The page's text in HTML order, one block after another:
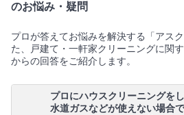
のお悩み・疑問
プロが答えてお悩みを解決する「アス
た、戸建て・一軒家クリーニングに関
からの回答をご紹介します。
プロにハウスクリーニングを
水道ガスなどが使えない場合